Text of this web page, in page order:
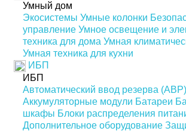
Умный дом
Экосистемы Умные колонки
управление Умное освещение и
техника для дома Умная
Умная техника для кухни
ИБП
ИБП
Автоматический ввод резерва (АВР)
Аккумуляторные модули Батареи
шкафы Блоки распределения
Дополнительное оборудование